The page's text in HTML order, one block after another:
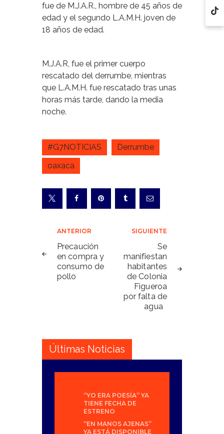
fue de M.J.A.R., hombre de 45 años de
edad y el segundo L.A.M.H. joven de
18 años de edad.
M.J.A.R, fue el primer cuerpo
rescatado del derrumbe, mientras
que L.A.M.H. fue rescatado tras unas
horas más tarde, dando la media
noche.
#G7NOTICIAS
Derrumbe
oaxaca
Navegación
de
entradas
ANTERIOR
Precaución
en compra y
consumo de
pollo
SIGUIENTE
Se
manifiestan
habitantes
de Colonia
Figueroa
por falta de
agua
Últimas Noticias
“YO ERA POESÍA” YA
TIENE FECHA DE
ESTRENO
“EN MANOS AJENAS”
YA ESTÁ DISPONIBLE